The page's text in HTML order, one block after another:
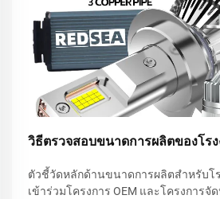
วิธีตรวจสอบขนาดการผลิตของโร
ตัวชี้วัดหลักด้านขนาดการผลิตสำหรับโ
เข้าร่วมโครงการ OEM และโครงการ